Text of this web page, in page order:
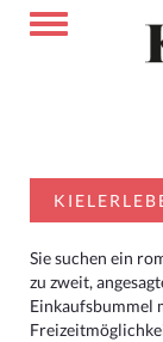
Sie suchen ein
zu zweit,
Einkaufsbummel